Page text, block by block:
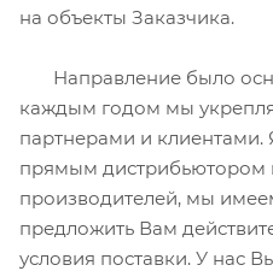
на объекты Заказчика.
Направление было
каждым годом мы
партнерами и
прямым дистрибьютором
производителей, мы
предложить Вам
условия поставки. У нас